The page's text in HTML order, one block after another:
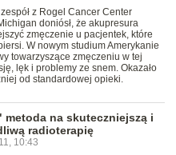
z Rogel Cancer Center
doniósł, że akupresura
zmęczenie u pacjentek, które
W nowym studium Amerykanie
towarzyszące zmęczeniu w tej
lęk i problemy ze snem. Okazało
od standardowej opieki.
metoda na skuteczniejszą i
radioterapię
10:43